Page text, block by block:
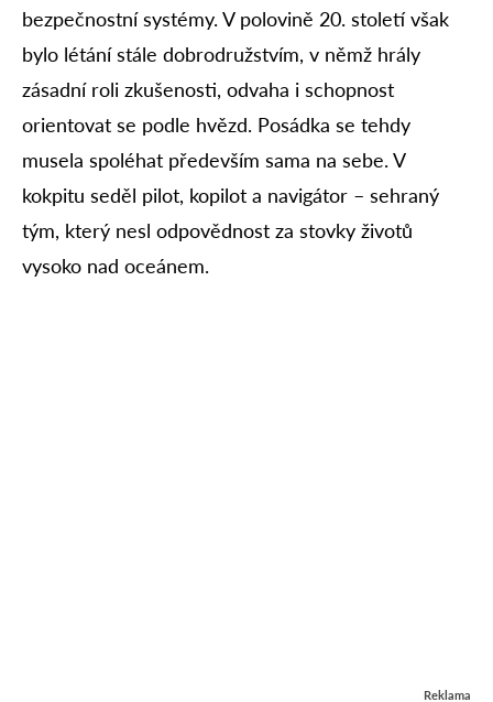
bezpečnostní systémy. V polovině 20. století však
bylo létání stále dobrodružstvím, v němž hrály
zásadní roli zkušenosti, odvaha i schopnost
orientovat se podle hvězd. Posádka se tehdy
musela spoléhat především sama na sebe. V
kokpitu seděl pilot, kopilot a navigátor – sehraný
tým, který nesl odpovědnost za stovky životů
vysoko nad oceánem.
Reklama